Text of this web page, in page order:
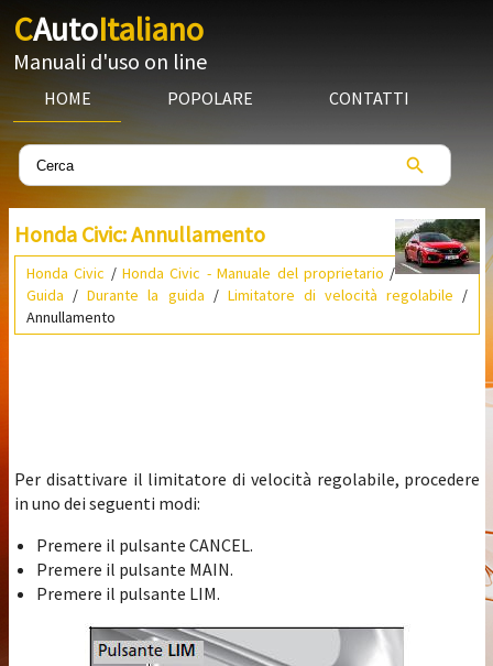
CAutoItaliano
Manuali d'uso on line
HOME POPOLARE CONTATTI
Honda Civic: Annullamento
Honda Civic /Honda Civic - Manuale del proprietario /
Guida /Durante la guida / Limitatore di velocità regolabile /
Annullamento
Per disattivare il limitatore di velocità regolabile, procedere
in uno dei seguenti modi:
Premere il pulsante CANCEL.
Premere il pulsante MAIN.
Premere il pulsante LIM.